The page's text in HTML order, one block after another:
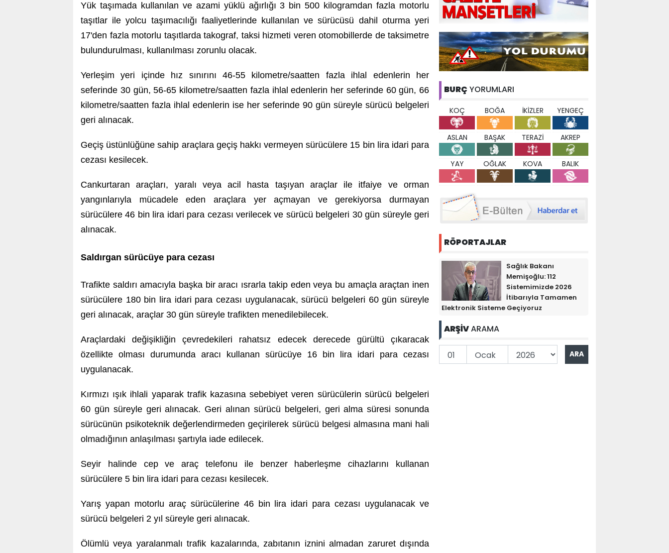
Yük taşımada kullanılan ve azami yüklü ağırlığı 3 bin 500 kilogramdan fazla motorlu
taşıtlar ile yolcu taşımacılığı faaliyetlerinde kullanılan ve sürücüsü dahil oturma yeri
17'den fazla motorlu taşıtlarda takograf, taksi hizmeti veren otomobillerde de taksimetre
bulundurulması, kullanılması zorunlu olacak.
Yerleşim yeri içinde hız sınırını 46-55 kilometre/saatten fazla ihlal edenlerin her
seferinde 30 gün, 56-65 kilometre/saatten fazla ihlal edenlerin her seferinde 60 gün, 66
kilometre/saatten fazla ihlal edenlerin ise her seferinde 90 gün süreyle sürücü belgeleri
geri alınacak.
Geçiş üstünlüğüne sahip araçlara geçiş hakkı vermeyen sürücülere 15 bin lira idari para
cezası kesilecek.
Cankurtaran araçları, yaralı veya acil hasta taşıyan araçlar ile itfaiye ve orman
yangınlarıyla mücadele eden araçlara yer açmayan ve gerekiyorsa durmayan
sürücülere 46 bin lira idari para cezası verilecek ve sürücü belgeleri 30 gün süreyle geri
alınacak.
Saldırgan sürücüye para cezası
Trafikte saldırı amacıyla başka bir aracı ısrarla takip eden veya bu amaçla araçtan inen
sürücülere 180 bin lira idari para cezası uygulanacak, sürücü belgeleri 60 gün süreyle
geri alınacak, araçlar 30 gün süreyle trafikten menedilebilecek.
Araçlardaki değişikliğin çevredekileri rahatsız edecek derecede gürültü çıkaracak
özellikte olması durumunda aracı kullanan sürücüye 16 bin lira idari para cezası
uygulanacak.
Kırmızı ışık ihlali yaparak trafik kazasına sebebiyet veren sürücülerin sürücü belgeleri
60 gün süreyle geri alınacak. Geri alınan sürücü belgeleri, geri alma süresi sonunda
sürücünün psikoteknik değerlendirmeden geçirilerek sürücü belgesi almasına mani hali
olmadığının anlaşılması şartıyla iade edilecek.
Seyir halinde cep ve araç telefonu ile benzer haberleşme cihazlarını kullanan
sürücülere 5 bin lira idari para cezası kesilecek.
Yarış yapan motorlu araç sürücülerine 46 bin lira idari para cezası uygulanacak ve
sürücü belgeleri 2 yıl süreyle geri alınacak.
Ölümlü veya yaralanmalı trafik kazalarında, zabıtanın iznini almadan zaruret dışında
BURÇ YORUMLARI
KOÇ BOĞA İKİZLER YENGEÇ
ASLAN BAŞAK TERAZİ AKREP
YAY OĞLAK KOVA BALIK
RÖPORTAJLAR
Sağlık Bakanı
Memişoğlu: 112
Sistemimizde 2026
İtibarıyla Tamamen
Elektronik Sisteme Geçiyoruz
ARŞİVARAMA